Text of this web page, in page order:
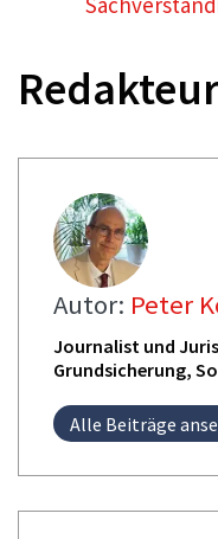
Autor: Peter
Journalist und
Grundsicherung,
Alle Beiträge